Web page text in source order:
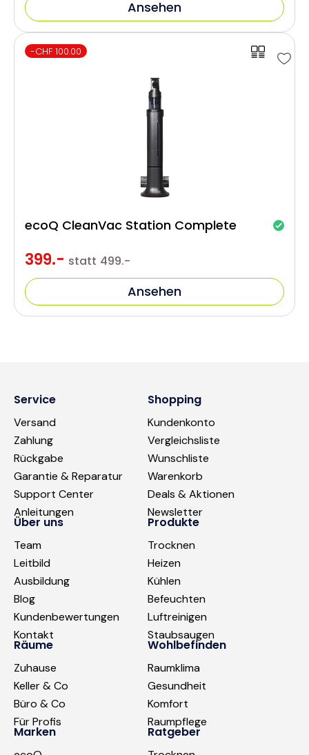
Ansehen
-CHF 100.00
399.- statt 499.-
ecoQ CleanVac Station Complete
Ansehen
Service
Versand
Zahlung
Rückgabe
Garantie & Reparatur
Support Center
Anleitungen
Shopping
Kundenkonto
Vergleichsliste
Wunschliste
Warenkorb
Deals & Aktionen
Newsletter
Über uns
Team
Leitbild
Ausbildung
Blog
Kundenbewertungen
Kontakt
Produkte
Trocknen
Heizen
Kühlen
Befeuchten
Luftreinigen
Staubsaugen
Räume
Zuhause
Keller & Co
Büro & Co
Für Profis
Wohlbefinden
Raumklima
Gesundheit
Komfort
Raumpflege
Marken Ratgeber